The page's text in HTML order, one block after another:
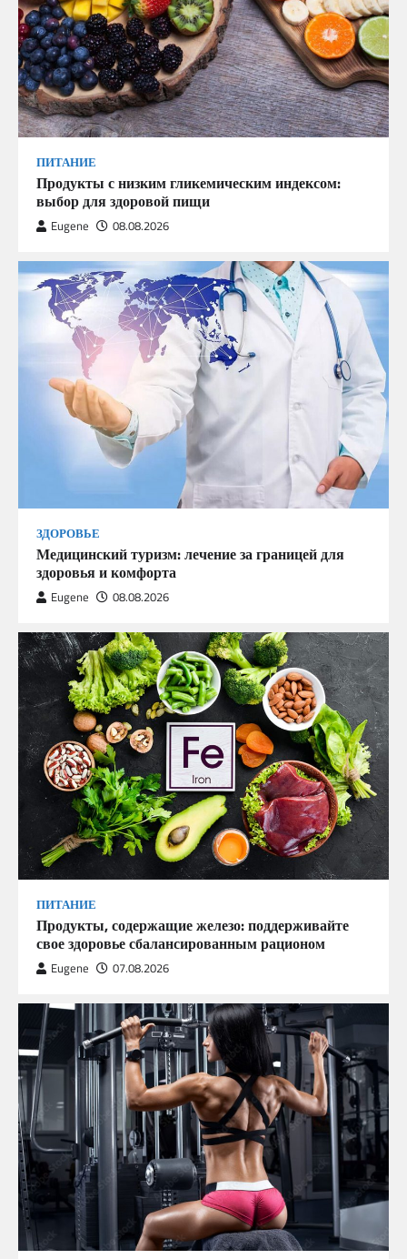
ПИТАНИЕ
Продукты с низким гликемическим индексом:
выбор для здоровой пищи
Eugene 08.08.2026
ЗДОРОВЬЕ
Медицинский туризм: лечение за границей для
здоровья и комфорта
Eugene 08.08.2026
ПИТАНИЕ
Продукты, содержащие железо: поддерживайте
свое здоровье сбалансированным рационом
Eugene 07.08.2026